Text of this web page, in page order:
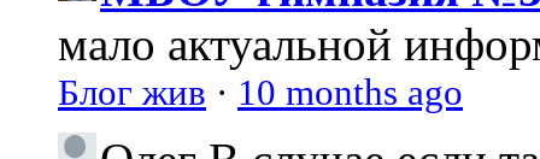
мало актуальной
Блог жив · 10 months ago